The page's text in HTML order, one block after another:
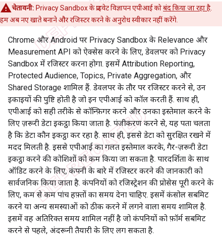
चेतावनी: Privacy Sandbox के प्राइवेट विज्ञापन एपीआई कोबंद किया जा रहा है
हम अब नए खाते बनाने और रजिस्टर करने के अनुरोध स्वीकार नहीं करेंगे.
Chrome और Android पर Privacy Sandbox के Relevance और
Measurement API को ऐक्सेस करने के लिए, डेवलपर को Privacy
Sandbox में रजिस्टर करना होगा. इसमें Attribution Reporting,
Protected Audience, Topics, Private Aggregation, और
Shared Storage शामिल हैं. डेवलपर के तौर पर रजिस्टर करने से, उन
इकाइयों की पुष्टि होती है जो इन एपीआई को कॉल करती हैं. साथ ही,
एपीआई को सही तरीके से कॉन्फ़िगर करने और उनका इस्तेमाल करने के
लिए ज़रूरी डेटा इकट्ठा किया जाता है. पंजीकरण करने से, यह पता चलता
है कि डेटा कौन इकट्ठा कर रहा है. साथ ही, इससे डेटा को सुरक्षित रखने में
मदद मिलती है. इससे एपीआई का गलत इस्तेमाल करके, गैर-ज़रूरी डेटा
इकट्ठा करने की कोशिशों को कम किया जा सकता है. पारदर्शिता के साथ
ऑडिट करने के लिए, कंपनी के बारे में रजिस्टर करने की जानकारी को
सार्वजनिक किया जाता है. कंपनियों को रजिस्ट्रेशन की प्रोसेस पूरी करने के
लिए, कम से कम पांच हफ़्तों का समय देना चाहिए. इसमें कंसोल सबमिट
करने या अन्य समस्याओं को ठीक करने में लगने वाला समय शामिल है.
इसमें वह अतिरिक्त समय शामिल नहीं है जो कंपनियों को फ़ॉर्म सबमिट
करने से पहले, अंदरूनी तैयारी के लिए लग सकता है.